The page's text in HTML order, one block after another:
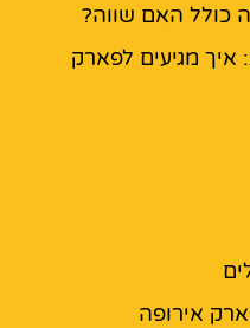
כולל האם שווה?
איך מגיעים לפארק
אירופה